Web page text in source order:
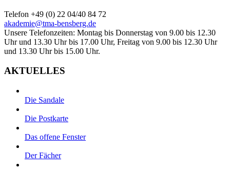
Telefon +49 (0) 22 04/40 84 72
akademie@tma-bensberg.de
Unsere Telefonzeiten: Montag bis Donnerstag von 9.00 bis 12.30
Uhr und 13.30 Uhr bis 17.00 Uhr, Freitag von 9.00 bis 12.30 Uhr
und 13.30 Uhr bis 15.00 Uhr.
AKTUELLES
Die Sandale
Die Postkarte
Das offene Fenster
Der Fächer